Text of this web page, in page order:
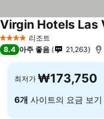
4 성급 리조트
요금 보기
8.4 아주 좋음 21,263
최저가 ₩173,750
6개 사이트의 요금 보기